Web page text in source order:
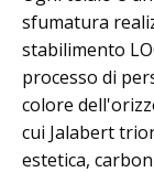
sfumatura
stabilimento
processo di
colore
cui Jalabert
estetica,